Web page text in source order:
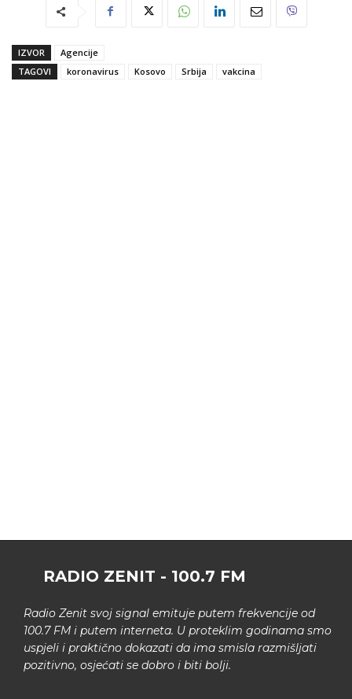
IZVOR
Agencije
TAGOVI
koronavirus Kosovo Srbija vakcina
RADIO ZENIT - 100.7 FM
Radio Zenit svoj signal emituje putem frekvencije od
100.7 FM i putem interneta. U proteklim godinama smo
uspjeli i praktično dokazati da ima smisla razmišljati
pozitivno, osjećati se dobro i biti bolji.